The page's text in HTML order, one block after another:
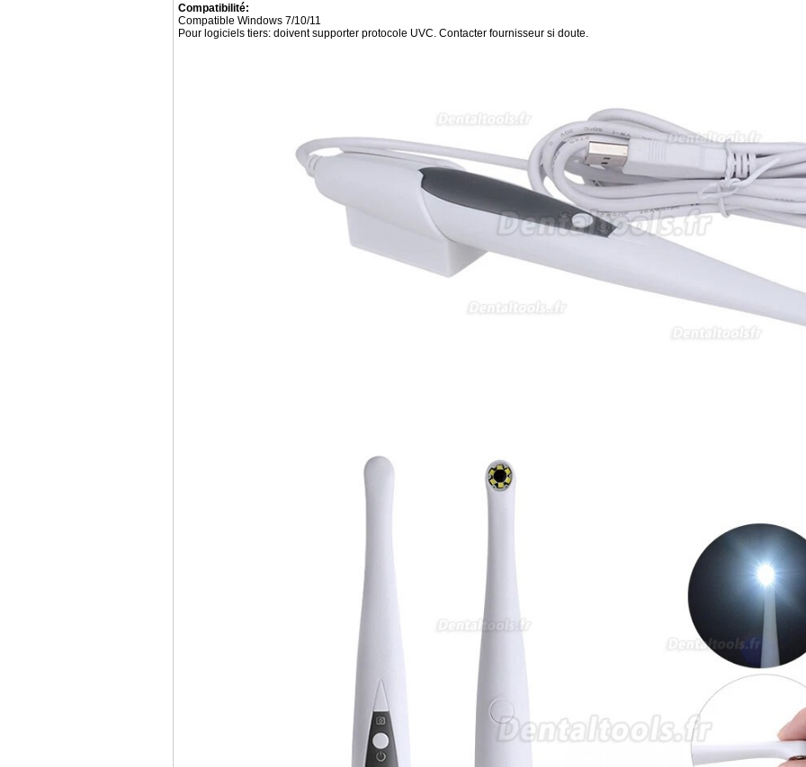
Compatibilité:
Compatible Windows 7/10/11
Pour logiciels tiers: doivent supporter protocole UVC. Contacter fournisseur si doute.